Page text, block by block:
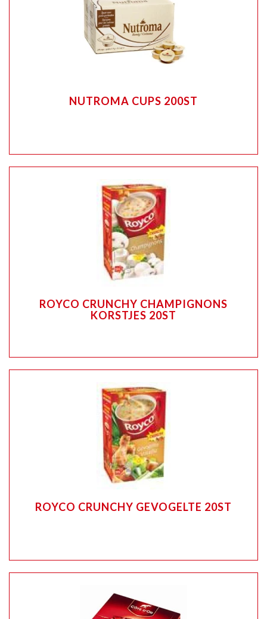
NUTROMA CUPS 200ST
ROYCO CRUNCHY CHAMPIGNONS
KORSTJES 20ST
ROYCO CRUNCHY GEVOGELTE 20ST